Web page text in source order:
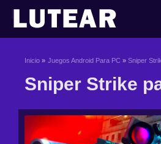
contenido
Inicio Juegos Android Para PC Sniper
Sniper Strike